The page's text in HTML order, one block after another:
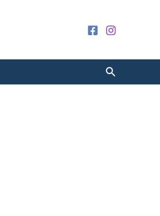
Претрага